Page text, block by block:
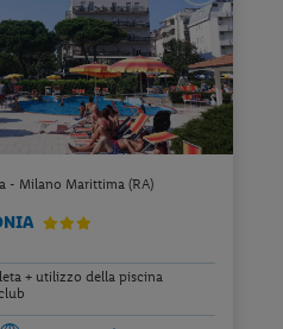
- Milano Marittima (RA)
+ utilizzo della piscina